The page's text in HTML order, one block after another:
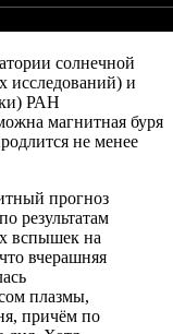
солнечной
исследований) и
РАН
магнитная буря
не менее
прогноз
результатам
вспышек на
вчерашняя
плазмы,
причём по